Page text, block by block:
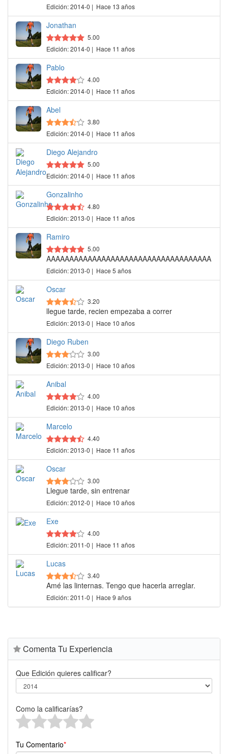
Edición: 2014-0 | Hace 13 años
Jonathan
5.00
Edición: 2014-0 | Hace 11 años
Pablo
4.00
Edición: 2014-0 | Hace 11 años
Abel
3.80
Edición: 2014-0 | Hace 11 años
Diego Alejandro
5.00
Edición: 2014-0 | Hace 11 años
Gonzalinho
4.80
Edición: 2013-0 | Hace 11 años
Ramiro
5.00
AAAAAAAAAAAAAAAAAAAAAAAAAAAAAAAAAAAA
Edición: 2013-0 | Hace 5 años
Oscar
3.20
llegue tarde, recien empezaba a correr
Edición: 2013-0 | Hace 10 años
Diego Ruben
3.00
Edición: 2013-0 | Hace 10 años
Anibal
4.00
Edición: 2013-0 | Hace 10 años
Marcelo
4.40
Edición: 2013-0 | Hace 11 años
Oscar
3.00
Llegue tarde, sin entrenar
Edición: 2012-0 | Hace 10 años
Exe
4.00
Edición: 2011-0 | Hace 11 años
Lucas
3.40
Amé las linternas. Tengo que hacerla arreglar.
Edición: 2011-0 | Hace 9 años
Comenta Tu Experiencia
Que Edición quieres calificar?
Como la calificarías?
Tu Comentario*